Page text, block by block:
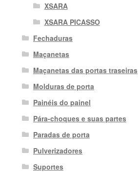
XSARA
XSARA PICASSO
Fechaduras
Maçanetas
Maçanetas das portas traseiras
Molduras de porta
Painéis do painel
Pára-choques e suas partes
Paradas de porta
Pulverizadores
Suportes